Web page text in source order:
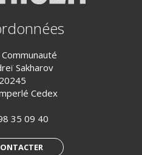
Sakharov
Cedex
35 09 40